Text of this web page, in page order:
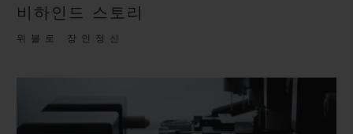
비하인드 스토리
위블로 장인정신